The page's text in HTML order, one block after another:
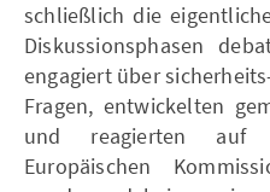
schließlich die
Diskussionsphasen
engagiert über
Fragen, entwickelten
und reagierten auf
Europäischen